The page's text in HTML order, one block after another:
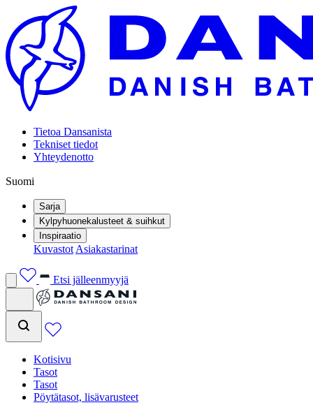
Tietoa Dansanista
Tekniset tiedot
Yhteydenotto
Suomi
Sarja
Kylpyhuonekalusteet & suihkut
Inspiraatio
Kuvastot Asiakastarinat
Etsi jälleenmyyjä
Kotisivu
Tasot
Tasot
Pöytätasot, lisävarusteet